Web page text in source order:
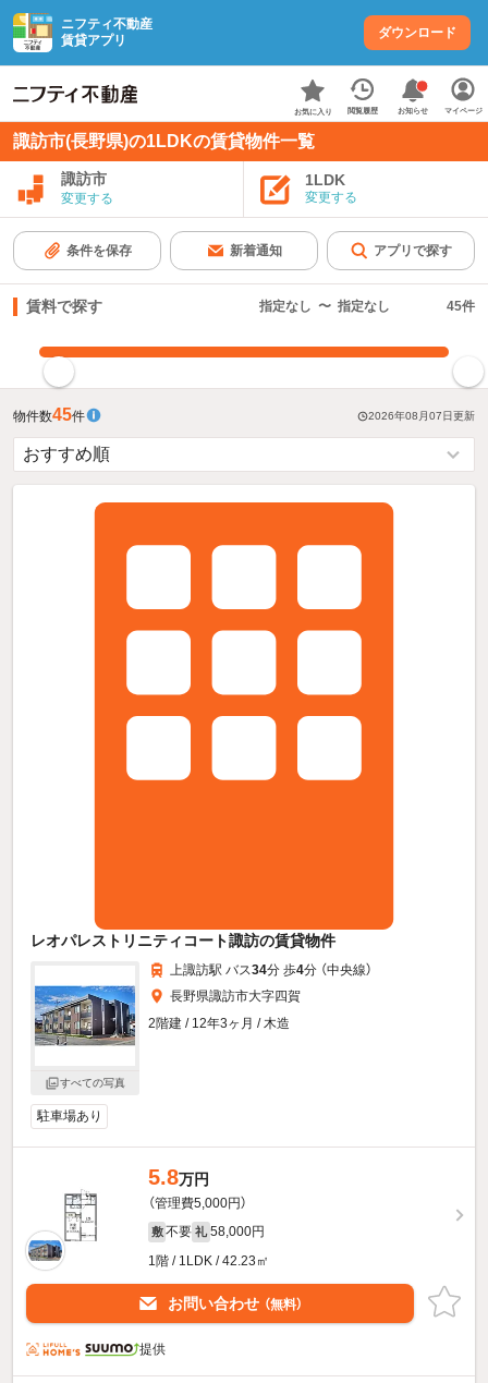
ニフティ不動産
賃貸アプリ
ダウンロード
お気に入り 閲覧履歴 お知らせ マイページ
諏訪市(長野県)の1LDKの賃貸物件一覧
諏訪市
変更する
1LDK
変更する
条件を保存 新着通知 アプリで探す
賃料で探す 指定なし 〜 指定なし 45件
物件数45件 2026年08月07日更新
レオパレストリニティコート諏訪の賃貸物件
すべての写真
上諏訪駅 バス34分 歩4分 （中央線）
長野県諏訪市大字四賀
2階建 / 12年3ヶ月 / 木造
駐車場あり
5.8万円
（管理費5,000円）
敷 不要 礼 58,000円
1階 / 1LDK / 42.23㎡
お問い合わせ （無料）
提供